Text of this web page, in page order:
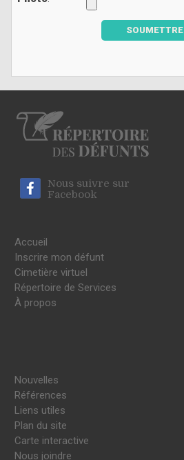
SOUMETTRE
Nous suivre sur
Facebook
Accueil
Inscrire mon défunt
Cimetière virtuel
Répertoire de Services
À propos
Nouvelles
Références
Liens utiles
Plan du site
Carte interactive
Nous joindre